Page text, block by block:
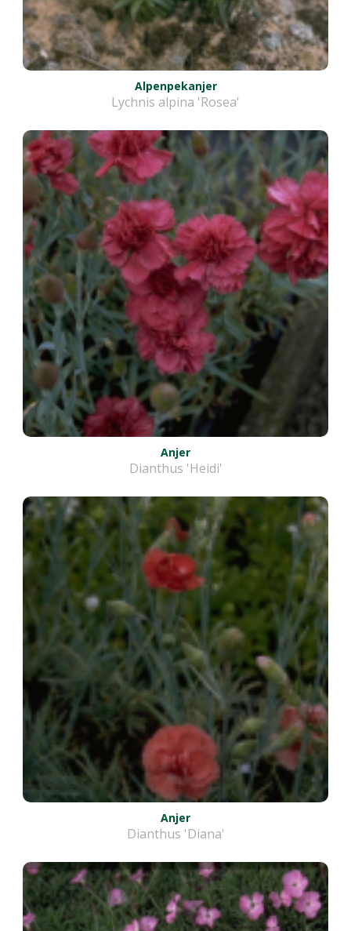
Alpenpekanjer
Lychnis alpina 'Rosea'
Anjer
Dianthus 'Heidi'
Anjer
Dianthus 'Diana'